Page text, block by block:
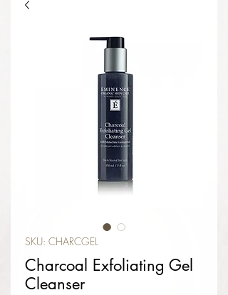
SKU: CHARCGEL
Charcoal Exfoliating Gel
Cleanser